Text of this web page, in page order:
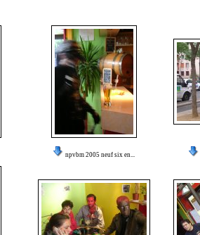
npvbm 2005 neuf six en...